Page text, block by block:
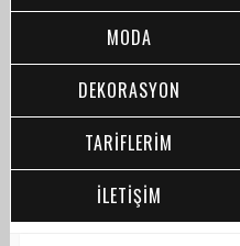
MODA
DEKORASYON
TARİFLERİM
İLETİŞİM